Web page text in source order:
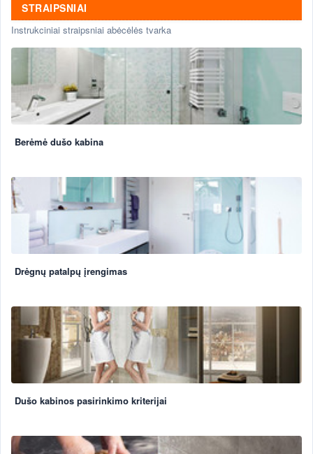
STRAIPSNIAI
Instrukciniai straipsniai abėcėlės tvarka
Berėmė dušo kabina
Drėgnų patalpų įrengimas
Dušo kabinos pasirinkimo kriterijai